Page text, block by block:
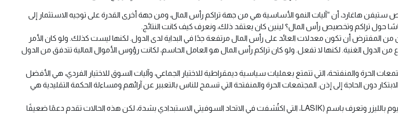
ستيفن هاغارد، أن “آليات النمو الأساسية هي من جهة تراكم رأس المال، ومن جهة أخرى القدرة على توجيه الاستثمار إلى
حول تراكم وتخصيص رأس المال؟ لينين كان يعتقد ذلك، ونعرف كيف كانت النتائج.
من المفترض أن تكون معدلات العائد على رأس المال مرتفعة جدًا في البداية لدى الدول. لكنها ليست كذلك. ولو كان الأمر
الدول الغنية. لكنها لا تفعل. ولو كان تراكم رأس المال هو العامل الحاسم، لكانت رؤوس الأموال المالية تتدفق من الدول
الحرة والمنفتحة، التي تتمتع بعمليات سياسية ديمقراطية للاختيار الجماعي، وآليات السوق للاختيار الفردي، هي الأفضل
دون الحاجة إلى إذن. المجتمعات الحرة والمنفتحة التي تسمح للناس بالتعبير عن آرائهم ومساءلة الحكمة التقليدية هي
نعم، هناك بعض الاستثناءات، مثل تقنيات تقويم القرنية الشعاعي) التي تُجرى اليوم بالليزر وتعرف باسم (LASIK، التي اكتُشفت في الاتحاد السوفيتي الاستبدادي بشدة، لكن هذه الحالات تقدم دعمًا ضعيفًا